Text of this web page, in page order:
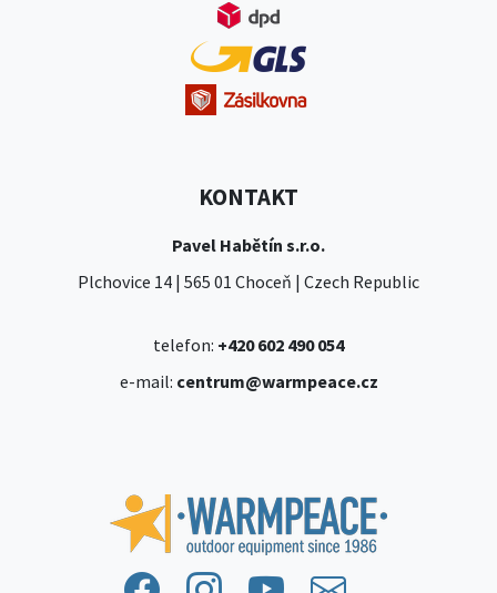
KONTAKT
Pavel Habětín s.r.o.
Plchovice 14 | 565 01 Choceň | Czech Republic
telefon: +420 602 490 054
e-mail: centrum@warmpeace.cz